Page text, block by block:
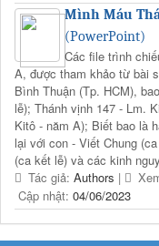
Mình Máu
(PowerPoint)
Các file trình
A, được tham khảo từ bài
Bình Thuận (Tp. HCM),
lễ); Thánh vịnh 147 - Lm.
Kitô - năm A); Biết bao là
lại với con - Viết Chung
(ca kết lễ) và các kinh
Tác giả: Authors |
Cập nhật: 04/06/2023